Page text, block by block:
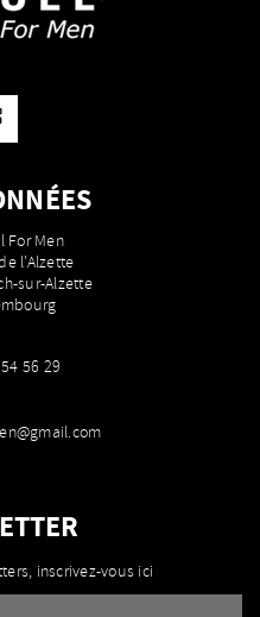
For Men
l'Alzette
sur-Alzette
56 29
inscrivez-vous ici